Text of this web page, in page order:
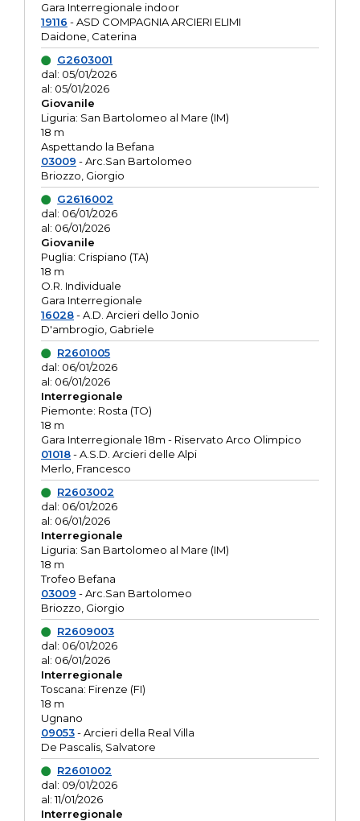
Gara Interregionale indoor
19116 - ASD COMPAGNIA ARCIERI ELIMI
Daidone, Caterina
G2603001
dal: 05/01/2026
al: 05/01/2026
Giovanile
Liguria: San Bartolomeo al Mare (IM)
18 m
Aspettando la Befana
03009 - Arc.San Bartolomeo
Briozzo, Giorgio
G2616002
dal: 06/01/2026
al: 06/01/2026
Giovanile
Puglia: Crispiano (TA)
18 m
O.R. Individuale
Gara Interregionale
16028- A.D. Arcieri dello Jonio
D'ambrogio, Gabriele
R2601005
dal: 06/01/2026
al: 06/01/2026
Interregionale
Piemonte: Rosta (TO)
18 m
Gara Interregionale 18m - Riservato Arco Olimpico
01018- A.S.D. Arcieri delle Alpi
Merlo, Francesco
R2603002
dal: 06/01/2026
al: 06/01/2026
Interregionale
Liguria: San Bartolomeo al Mare (IM)
18 m
Trofeo Befana
03009 - Arc.San Bartolomeo
Briozzo, Giorgio
R2609003
dal: 06/01/2026
al: 06/01/2026
Interregionale
Toscana: Firenze (FI)
18 m
Ugnano
09053- Arcieri della Real Villa
De Pascalis, Salvatore
R2601002
dal: 09/01/2026
al: 11/01/2026
Interregionale